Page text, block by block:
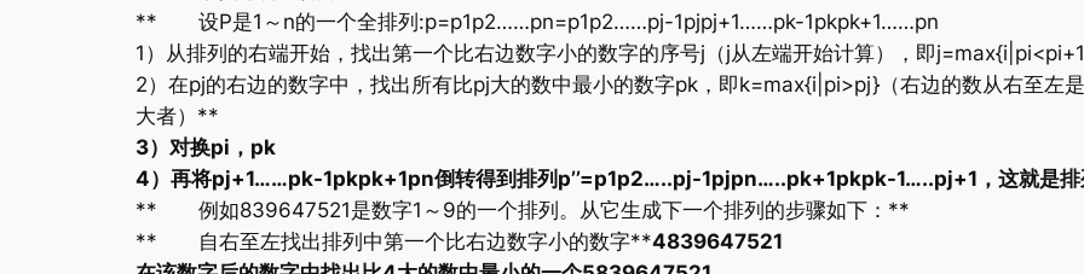
** 设P是1～n的一个全排列:p=p1p2……pn=p1p2……pj-1pjpj+1……pk-1pkpk+1……pn
1）从排列的右端开始，找出第一个比右边数字小的数字的序号j（j从左端开始计算），即
2）在pj的右边的数字中，找出所有比pj大的数中最小的数字pk，即k=max{i|pi>pj}（右边的数从右至左
大者）**
3）对换pi，pk
4）再将pj+1……pk-1pkpk+1pn倒转得到排列p’’=p1p2…..pj-1pjpn…..pk+1pkpk-1…..pj+1，这就是排
** 例如839647521是数字1～9的一个排列。从它生成下一个排列的步骤如下：**
** 自右至左找出排列中第一个比右边数字小的数字**4839647521